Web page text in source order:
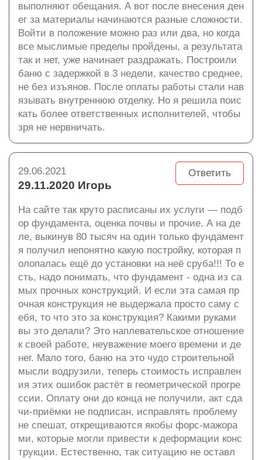
выполняют обещания. А вот после внесения ден
ег за материалы начинаются разные сложности.
Войти в положение можно раз или два, но когда
все мыслимые пределы пройдены, а результата
так и нет, уже начинает раздражать. Построили
баню с задержкой в 3 недели, качество среднее,
не без изъянов. После оплаты работы стали нав
язывать внутреннюю отделку. Но я решила поис
кать более ответственных исполнителей, чтобы
зря не нервничать.
Ответить
29.06.2021
29.11.2020 Игорь
На сайте так круто расписаны их услуги — подб
ор фундамента, оценка почвы и прочие. А на де
ле, выкинув 80 тысяч на один только фундамент
я получил непонятно какую постройку, которая п
олопалась ещё до установки на неё сруба!!! То е
сть, надо понимать, что фундамент - одна из са
мых прочных конструкций. И если эта самая пр
очная конструкция не выдержала просто саму с
ебя, то что это за конструкция? Какими руками
вы это делали? Это наплевательское отношение
к своей работе, неуважение моего времени и де
нег. Мало того, баню на это чудо строительной
мысли водрузили, теперь стоимость исправлен
ия этих ошибок растёт в геометрической прогре
ссии. Оплату они до конца не получили, акт сда
чи-приёмки не подписан, исправлять проблему
не спешат, открещиваются якобы форс-мажора
ми, которые могли привести к деформации конс
трукции. Естественно, так ситуацию не оставл